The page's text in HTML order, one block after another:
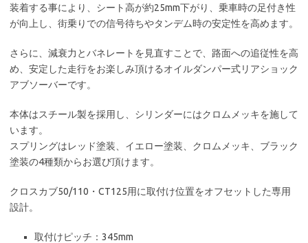
装着する事により、シート高が約25mm下がり、乗車時の足付き性
が向上し、街乗りでの信号待ちやタンデム時の安定性を高めます。
さらに、減衰力とバネレートを見直すことで、路面への追従性を高
め、安定した走行をお楽しみ頂けるオイルダンパー式リアショック
アブソーバーです。
本体はスチール製を採用し、シリンダーにはクロムメッキを施して
います。
スプリングはレッド塗装、イエロー塗装、クロムメッキ、ブラック
塗装の4種類からお選び頂けます。
クロスカブ50/110・CT125用に取付け位置をオフセットした専用
設計。
取付けピッチ：345mm